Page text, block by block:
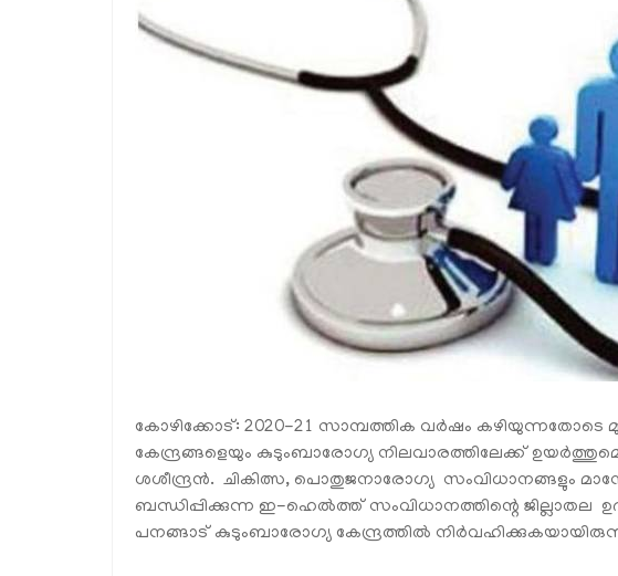
കോഴിക്കോട്: 2020-21 സാമ്പത്തിക വര്‍ഷം കഴിയുന്നതോടെ
കേന്ദ്രങ്ങളെയും കുടുംബാരോഗ്യ നിലവാരത്തിലേക്ക്
ശശീന്ദ്രന്‍. ചികിത്സ, പൊതുജനാരോഗ്യ സംവിധാനങ്ങളും
ബന്ധിപ്പിക്കുന്ന ഇ-ഹെല്‍ത്ത് സംവിധാനത്തിന്റെ ജില്ലാതല
പനങ്ങാട് കുടുംബാരോഗ്യ കേന്ദ്രത്തില്‍ നിര്‍വഹിക്കുകയായിരുന്നു